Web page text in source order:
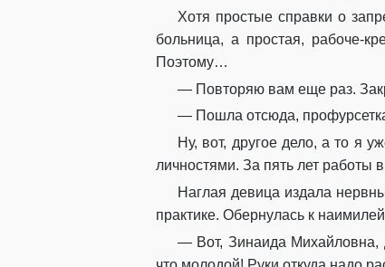
Хотя простые справки о
больница, а простая, рабоче-
Поэтому…
— Повторяю вам еще раз.
— Пошла отсюда,
Ну, вот, другое дело, а то я
личностями. За пять лет работы
Наглая девица издала
практике. Обернулась к
— Вот, Зинаида Михайловна,